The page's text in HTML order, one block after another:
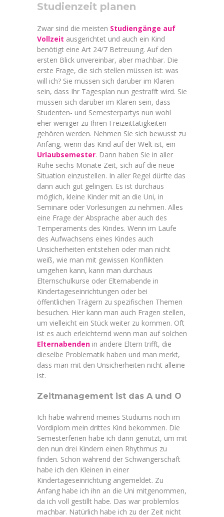
Studienzeit planen
Zwar sind die meisten Studiengänge auf
Vollzeit ausgerichtet und auch ein Kind
benötigt eine Art 24/7 Betreuung. Auf den
ersten Blick unvereinbar, aber machbar. Die
erste Frage, die sich stellen müssen ist: was
will ich? Sie müssen sich darüber im Klaren
sein, dass Ihr Tagesplan nun gestrafft wird. Sie
müssen sich darüber im Klaren sein, dass
Studenten- und Semesterpartys nun wohl
eher weniger zu Ihren Freizeittätigkeiten
gehören werden. Nehmen Sie sich bewusst zu
Anfang, wenn das Kind auf der Welt ist, ein
Urlaubsemester. Dann haben Sie in aller
Ruhe sechs Monate Zeit, sich auf die neue
Situation einzustellen. In aller Regel dürfte das
dann auch gut gelingen. Es ist durchaus
möglich, kleine Kinder mit an die Uni, in
Seminare oder Vorlesungen zu nehmen. Alles
eine Frage der Absprache aber auch des
Temperaments des Kindes. Wenn im Laufe
des Aufwachsens eines Kindes auch
Unsicherheiten entstehen oder man nicht
weiß, wie man mit gewissen Konflikten
umgehen kann, kann man durchaus
Elternschulkurse oder Elternabende in
Kindertageseinrichtungen oder bei
öffentlichen Trägern zu spezifischen Themen
besuchen. Hier kann man auch Fragen stellen,
um vielleicht ein Stück weiter zu kommen. Oft
ist es auch erleichternd wenn man auf solchen
Elternabenden in andere Eltern trifft, die
dieselbe Problematik haben und man merkt,
dass man mit den Unsicherheiten nicht alleine
ist.
Zeitmanagement ist das A und O
Ich habe während meines Studiums noch im
Vordiplom mein drittes Kind bekommen. Die
Semesterferien habe ich dann genutzt, um mit
den nun drei Kindern einen Rhythmus zu
finden. Schon während der Schwangerschaft
habe ich den Kleinen in einer
Kindertageseinrichtung angemeldet. Zu
Anfang habe ich ihn an die Uni mitgenommen,
da ich voll gestillt habe. Das war problemlos
machbar. Natürlich habe ich zu der Zeit nicht